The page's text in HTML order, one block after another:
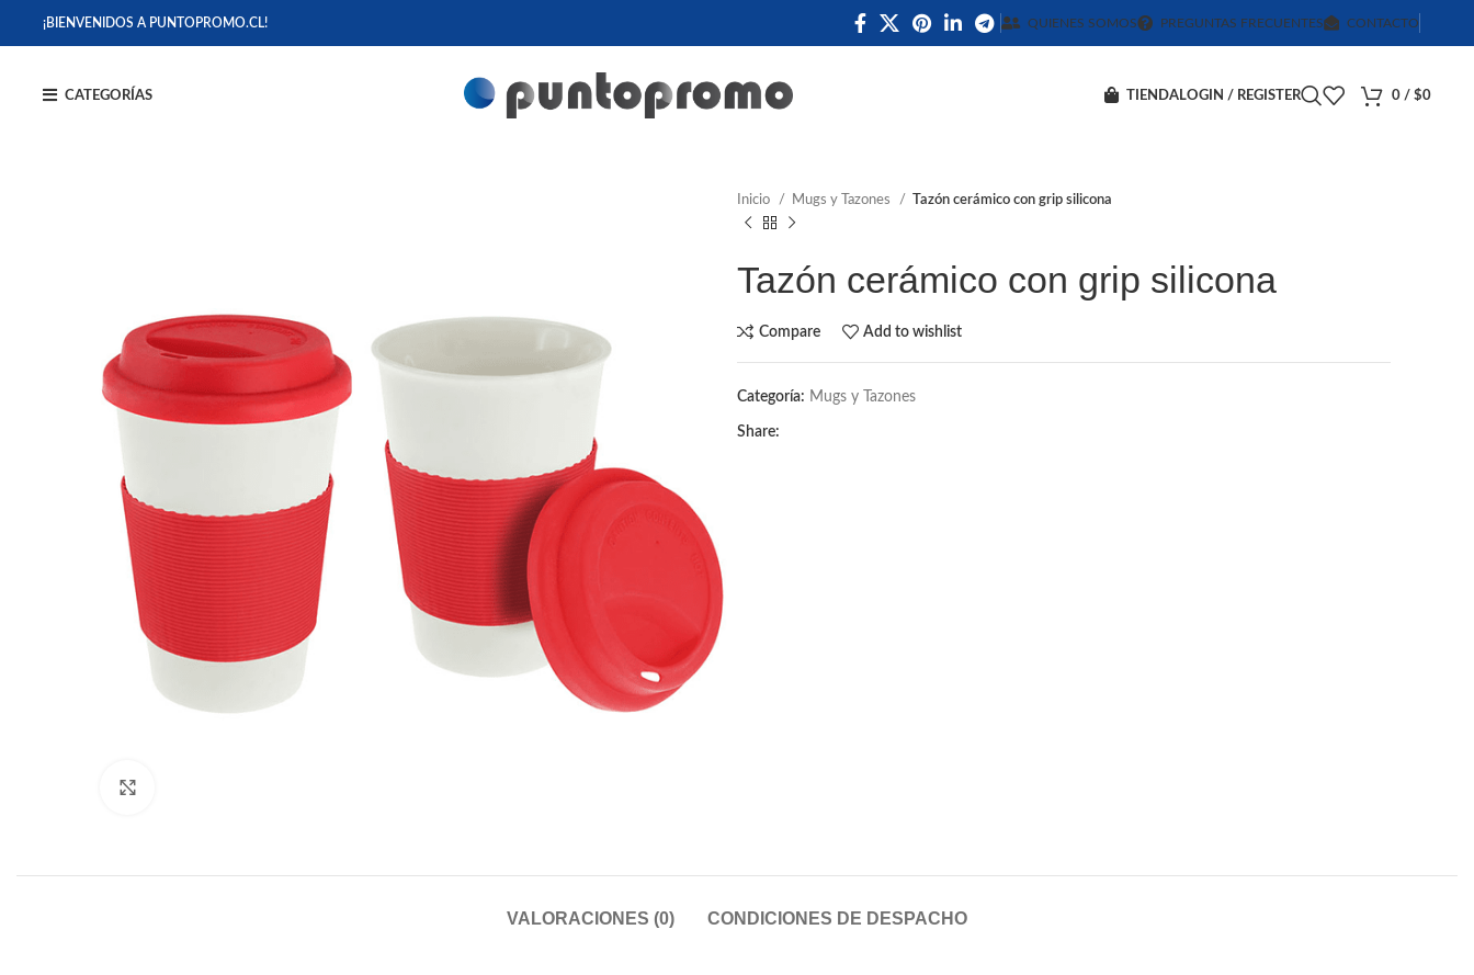
¡BIENVENIDOS A PUNTOPROMO.CL! QUIENES SOMOS PREGUNTAS FRECUENTES CONTACTO
CATEGORÍAS TIENDA LOGIN / REGISTER 0 / $0
Inicio Mugs y Tazones Tazón cerámico con grip silicona
Tazón cerámico con grip silicona
Compare Add to wishlist
Categoría: Mugs y Tazones
Share:
VALORACIONES (0) CONDICIONES DE DESPACHO